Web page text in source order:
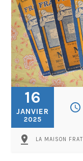
16
JANVIER
2025
schedule
pin_drop LA MAISON